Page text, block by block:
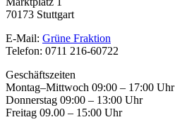
70173 Stuttgart
E-Mail: Grüne Fraktion
Telefon: 0711 216-60722
Geschäftszeiten
Montag–Mittwoch 09:00 – 17:00 Uhr
Donnerstag 09:00 – 13:00 Uhr
Freitag 09.00 – 15:00 Uhr